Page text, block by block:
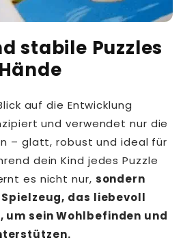
stabile Puzzles
auf die Entwicklung
und verwendet nur die
– glatt, robust und ideal für
dein Kind jedes Puzzle
es nicht nur, sondern
das liebevoll
sein Wohlbefinden und